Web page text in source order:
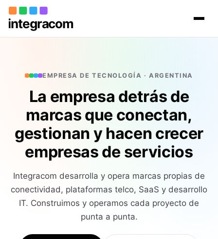
ProyectosEMPRESA DE TECNOLOGÍA · ARGENTINA
La empresa detrás de
marcas que conectan,
gestionan y hacen crecer
empresas de servicios
Integracom desarrolla y opera marcas propias de
conectividad, plataformas telco, SaaS y desarrollo
IT. Construimos y operamos cada proyecto de
punta a punta.